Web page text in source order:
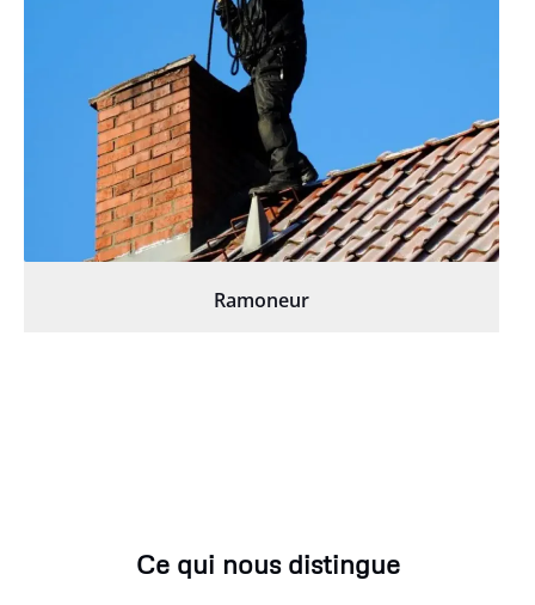
Ramoneur
Ce qui nous distingue